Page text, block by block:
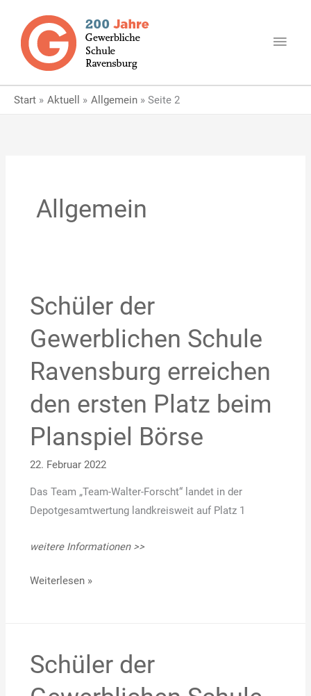
Inhalt
springen
Start Aktuell Allgemein Seite 2
Allgemein
Schüler der
Gewerblichen Schule
Ravensburg erreichen
den ersten Platz beim
Planspiel Börse
22. Februar 2022
Das Team „Team-Walter-Forscht“ landet in der
Depotgesamtwertung landkreisweit auf Platz 1
weitere Informationen >>
Schüler
der
Gewerblichen
Ravensburg
erreichen
den
ersten
Platz
beim
Planspiel
Börse
Weiterlesen »
Schüler der
Schüler
der